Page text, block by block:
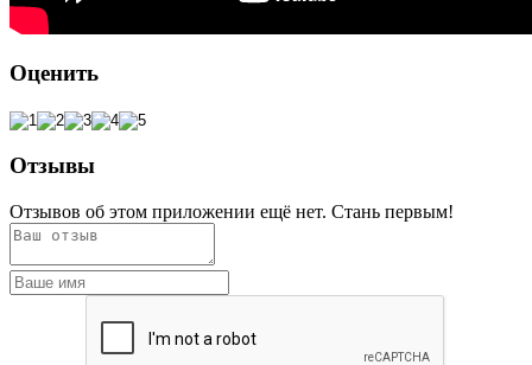
Оценить
Отзывы
Отзывов об этом приложении ещё нет. Стань первым!